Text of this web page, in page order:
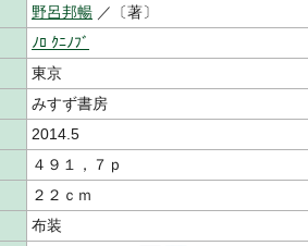
野呂邦暢 ／〔著〕
ﾉﾛ ｸﾆﾉﾌﾞ
東京
みすず書房
2014.5
４９１，７ｐ
２２ｃｍ
布装